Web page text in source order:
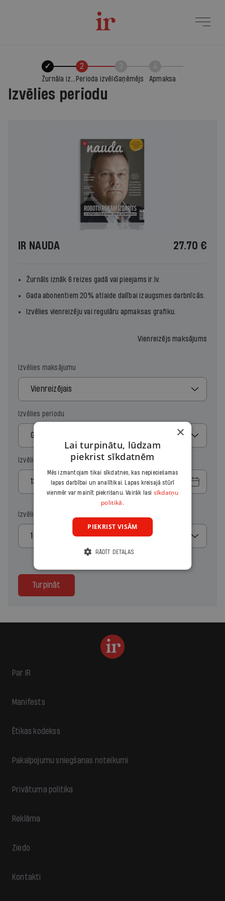
✓
Žurnāla izvēle
2
Perioda izvēleSaņēmējs Apmaksa
Izvēlies periodu
IR NAUDA 27.70 €
Žurnāls iznāk 6 reizes gadā vai pieejams ir.lv.
Gada abonentiem 20% atlaide dalībai izaugsmes darbnīcās
Izvēlies vienreizēju vai regulāru apmaksas grafiku.
Vienreizējs maksājums
Izvēlies maksājumu
Vienreizējais
Izvēlies periodu
Gads
Izvēlies sākuma datumu
Izvēlies kopiju skaitu
1
Turpināt
Par IR
Manifests
Ētikas kodekss
Pakalpojumu sniegšanas noteikumi
Privātuma politika
Reklāma
Ziedo
Kontakti
×
Lai turpinātu, lūdzam
piekrist sīkdatnēm
Mēs izmantojam tikai sīkdatnes, kas nepieciešamas
lapas darbībai un analītikai. Lapas kreisajā stūrī
vienmēr var mainīt piekrišanu. Vairāk lasi sīkdatņu
politikā.
PIEKRIST VISĀM
RĀDĪT DETAĻAS